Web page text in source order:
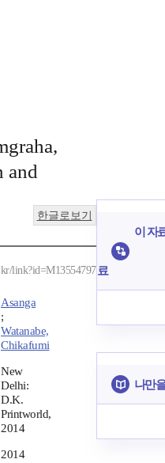
and
한글로보기
link?id=M13554797
Asanga
;
Watanabe,
Chikafumi
New
Delhi:
D.K.
Printworld,
2014
2014
이 자
료
나만